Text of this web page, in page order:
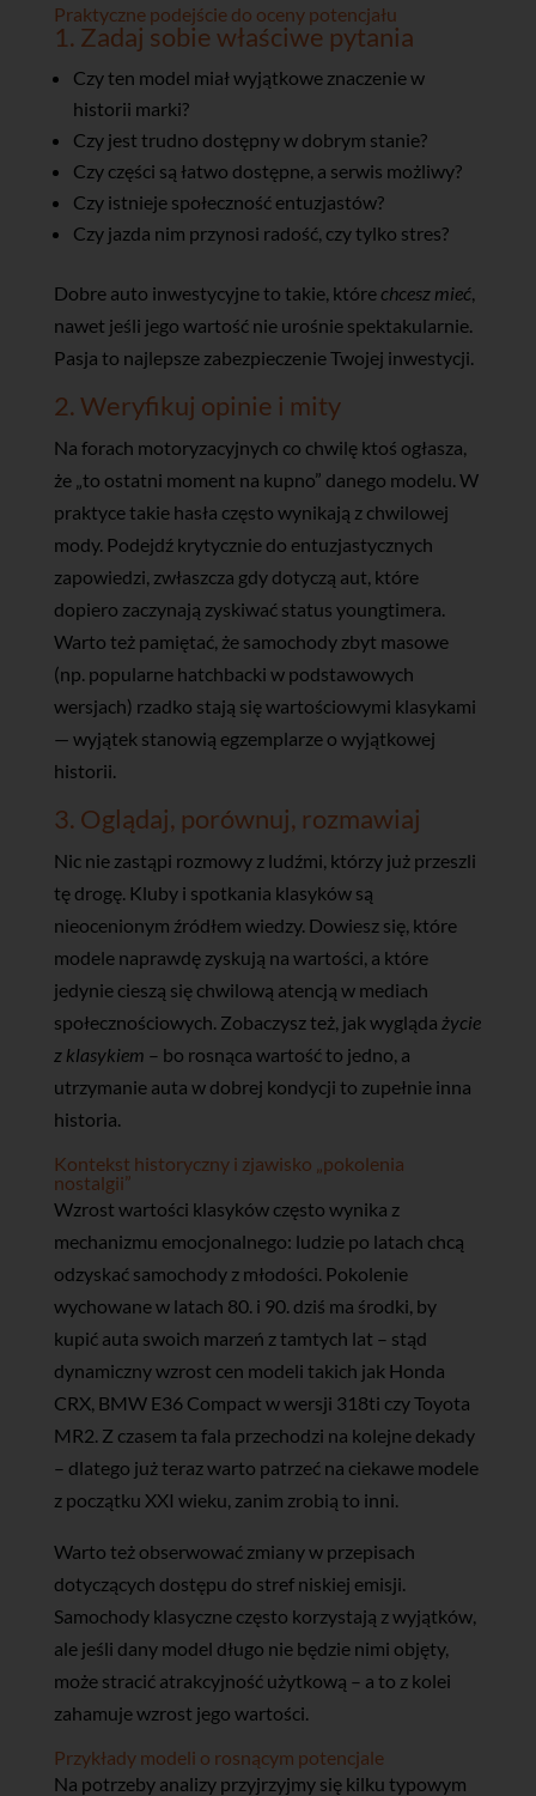
Praktyczne podejście do oceny potencjału
1. Zadaj sobie właściwe pytania
Czy ten model miał wyjątkowe znaczenie w
historii marki?
Czy jest trudno dostępny w dobrym stanie?
Czy części są łatwo dostępne, a serwis możliwy?
Czy istnieje społeczność entuzjastów?
Czy jazda nim przynosi radość, czy tylko stres?
Dobre auto inwestycyjne to takie, którechcesz mieć,
nawet jeśli jego wartość nie urośnie spektakularnie.
Pasja to najlepsze zabezpieczenie Twojej inwestycji.
2. Weryfikuj opinie i mity
Na forach motoryzacyjnych co chwilę ktoś ogłasza,
że „to ostatni moment na kupno” danego modelu. W
praktyce takie hasła często wynikają z chwilowej
mody. Podejdź krytycznie do entuzjastycznych
zapowiedzi, zwłaszcza gdy dotyczą aut, które
dopiero zaczynają zyskiwać status youngtimera.
Warto też pamiętać, że samochody zbyt masowe
(np. popularne hatchbacki w podstawowych
wersjach) rzadko stają się wartościowymi klasykami
— wyjątek stanowią egzemplarze o wyjątkowej
historii.
3. Oglądaj, porównuj, rozmawiaj
Nic nie zastąpi rozmowy z ludźmi, którzy już przeszli
tę drogę. Kluby i spotkania klasyków są
nieocenionym źródłem wiedzy. Dowiesz się, które
modele naprawdę zyskują na wartości, a które
jedynie cieszą się chwilową atencją w mediach
społecznościowych. Zobaczysz też, jak wygląda życie
z klasykiem – bo rosnąca wartość to jedno, a
utrzymanie auta w dobrej kondycji to zupełnie inna
historia.
Kontekst historyczny i zjawisko „pokolenia
nostalgii”
Wzrost wartości klasyków często wynika z
mechanizmu emocjonalnego: ludzie po latach chcą
odzyskać samochody z młodości. Pokolenie
wychowane w latach 80. i 90. dziś ma środki, by
kupić auta swoich marzeń z tamtych lat – stąd
dynamiczny wzrost cen modeli takich jak Honda
CRX, BMW E36 Compact w wersji 318ti czy Toyota
MR2. Z czasem ta fala przechodzi na kolejne dekady
– dlatego już teraz warto patrzeć na ciekawe modele
z początku XXI wieku, zanim zrobią to inni.
Warto też obserwować zmiany w przepisach
dotyczących dostępu do stref niskiej emisji.
Samochody klasyczne często korzystają z wyjątków,
ale jeśli dany model długo nie będzie nimi objęty,
może stracić atrakcyjność użytkową – a to z kolei
zahamuje wzrost jego wartości.
Przykłady modeli o rosnącym potencjale
Na potrzeby analizy przyjrzyjmy się kilku typowym